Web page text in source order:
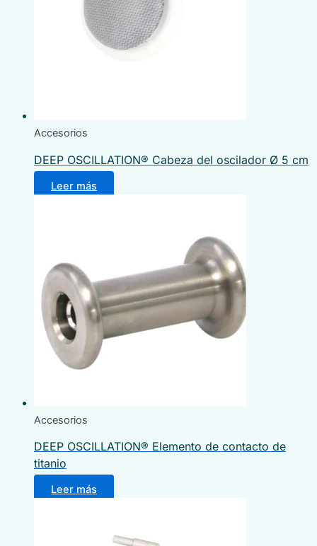
Accesorios
DEEP OSCILLATION® Cabeza del oscilador Ø 5 cm
Leer más
Accesorios
DEEP OSCILLATION® Elemento de contacto de
titanio
Leer más